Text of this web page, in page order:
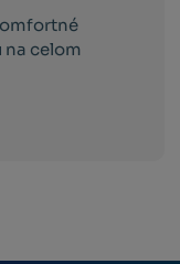
celom